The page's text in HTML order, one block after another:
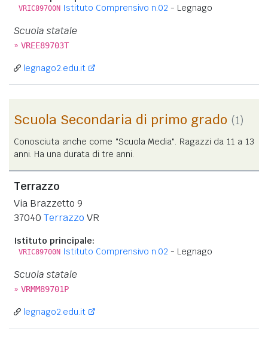
VRIC89700N Istituto Comprensivo n.02 - Legnago
Scuola statale
» VREE89703T
legnago2.edu.it
Scuola Secondaria di primo grado (1)
Conosciuta anche come "Scuola Media". Ragazzi da 11 a 13
anni. Ha una durata di tre anni.
Terrazzo
Via Brazzetto 9
37040 Terrazzo VR
Istituto principale:
VRIC89700N Istituto Comprensivo n.02 - Legnago
Scuola statale
» VRMM89701P
legnago2.edu.it